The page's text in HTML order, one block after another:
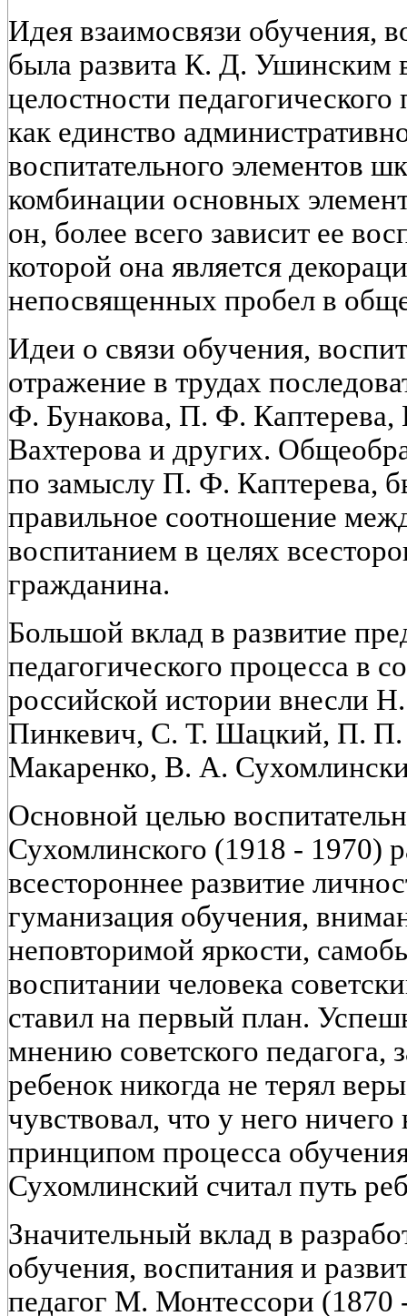
Идея взаимосвязи обучения,
была развита К. Д. Ушинским
целостности
как единство
воспитательного элементов
комбинации основных
он, более всего зависит ее
которой она является
непосвященных пробел в
Идеи о связи обучения,
отражение в трудах
Ф. Бунакова, П. Ф.
Вахтерова и других.
по замыслу П. Ф. Каптерева,
правильное соотношение
воспитанием в целях
гражданина.
Большой вклад в развитие
педагогического процесса в
российской истории внесли
Пинкевич, С. Т. Шацкий, П.
Макаренко, В. А.
Основной целью
Сухомлинского (1918 - 1970)
всестороннее развитие
гуманизация обучения,
неповторимой яркости,
воспитании человека
ставил на первый план.
мнению советского педагога,
ребенок никогда не терял
чувствовал, что у него
принципом процесса
Сухомлинский считал путь
Значительный вклад в
обучения, воспитания и
педагог М. Монтессори